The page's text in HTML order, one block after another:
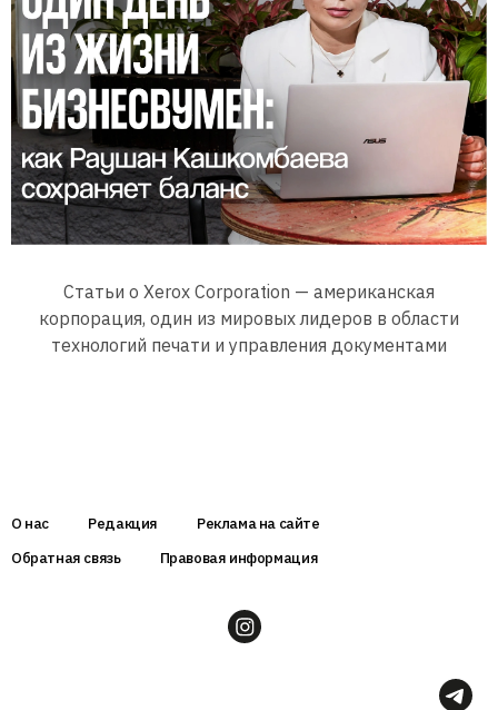
Статьи о Xerox Corporation — американская
корпорация, один из мировых лидеров в области
технологий печати и управления документами
О нас Редакция
Реклама на сайте
Обратная связь
Правовая информация